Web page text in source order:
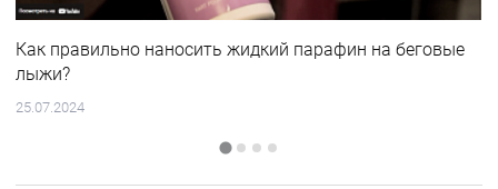
Как правильно наносить жидкий парафин на беговые
лыжи?
25.07.2024